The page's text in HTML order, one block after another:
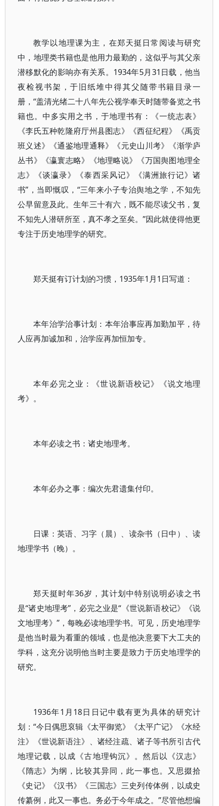
教学以地理课为主，在郑天挺日常阅读与研究
中，地理类书籍也是他用力最勤的，这似乎与其父亲
潜移默化的影响亦有关系。1934年5月31日载，他当
夜检视书架，于旧纸堆中得其父随带书籍目录一
册，“盖清光绪二十八年先公视学奉天时随带备览之书
籍也。中多实用之书，于地理书有：《一统志表》
《李氏五种乾隆府厅州县图志》《西征纪程》《禹贡
班义述》《通鉴地理通释》《元史山川考》《渐学庐
丛书》《瀛寰志略》《地理略说》《万国舆图地理全
志》《谈瀛录》《泰西采风记》《满洲旅行记》诸
书”，当即慨叹，“三年来小子专治舆地之学，不知先
公早留意及此。生年三十有六，既不能尽读父书，复
不知先人潜研所至，真不孝之至矣。”因此就使得他更
专注于历史地理学的研究。
郑天挺有订计划的习惯，1935年1月1日写道：
本年治学治事计划：本年治事应再加勤加平，待
人应再加诚加和，治学应再加恒加专。
本年必完之业：《世说新语校记》《说文地理
考》。
本年必读之书：诸史地理考。
本年必办之事：编次先君遗集付印。
日课：英语、习字（晨）、读杂书（日中）、读
地理学书（晚）。
郑天挺时年36岁，其计划中特别说明必读之书
是“诸史地理考”，必完之业是“《世说新语校记》《说
文地理考》”，每晚必读地理学书。可见，历史地理学
是他当时最为看重的领域，也是他决意要下大工夫的
学科，这充分说明他当时主要是致力于历史地理学的
研究。
1936年1月18日日记中载有更为具体的研究计
划：“今日偶思裒辑《太平御览》《太平广记》《水经
注》《世说新语注》、诸经注疏、诸子等书所引古代
地理记载，以成《古地理钩沉》。然后以《汉志》
《隋志》为纲，比较其异同，此一事也。又思掇拾
《史记》《汉书》《三国志》三史列传体例，以成史
传纂例，此又一事也。务必于今年成之。”尽管他想编